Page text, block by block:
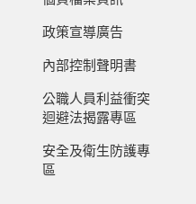
政策宣導廣告
內部控制聲明書
公職人員利益衝突
迴避法揭露專區
安全及衛生防護專
區